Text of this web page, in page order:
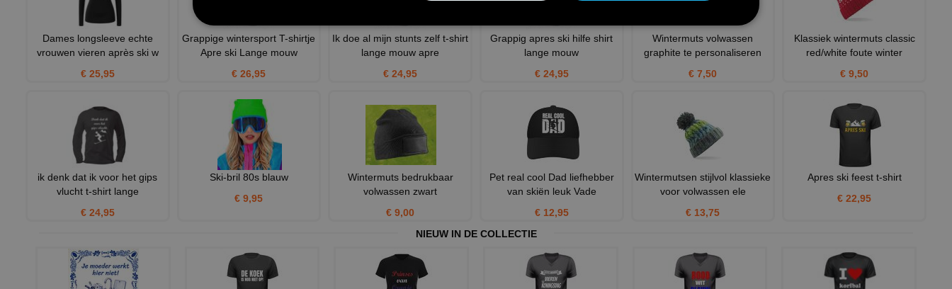
Dames longsleeve echte
vrouwen vieren après ski w
€ 25,95
Grappige wintersport T-shirtje
Apre ski Lange mouw
€ 26,95
Ik doe al mijn stunts zelf t-shirt
lange mouw apre
€ 24,95
Grappig apres ski hilfe shirt
lange mouw
€ 24,95
Wintermuts volwassen
graphite te personaliseren
€ 7,50
Klassiek wintermuts classic
red/white foute winter
€ 9,50
ik denk dat ik voor het gips
vlucht t-shirt lange
€ 24,95
Ski-bril 80s blauw
€ 9,95
Wintermuts bedrukbaar
volwassen zwart
€ 9,00
Pet real cool Dad liefhebber
van skiën leuk Vade
€ 12,95
Wintermutsen stijlvol klassieke
voor volwassen ele
€ 13,75
Apres ski feest t-shirt
€ 22,95
NIEUW IN DE COLLECTIE